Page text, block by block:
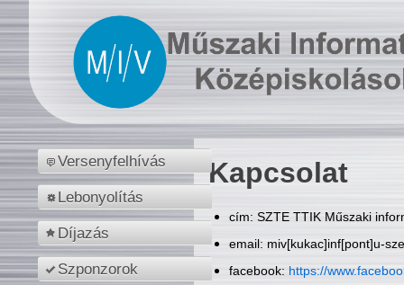
Versenyfelhívás
Lebonyolítás
Díjazás
Szponzorok
Kapcsolat
cím: SZTE TTIK Műszaki
email: miv[kukac]inf[pont]u-
facebook: https://